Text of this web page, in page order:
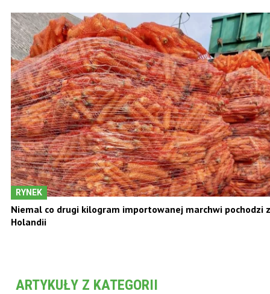
RYNEK
Niemal co drugi kilogram importowanej marchwi pochodzi z
Holandii
ARTYKUŁY Z KATEGORII